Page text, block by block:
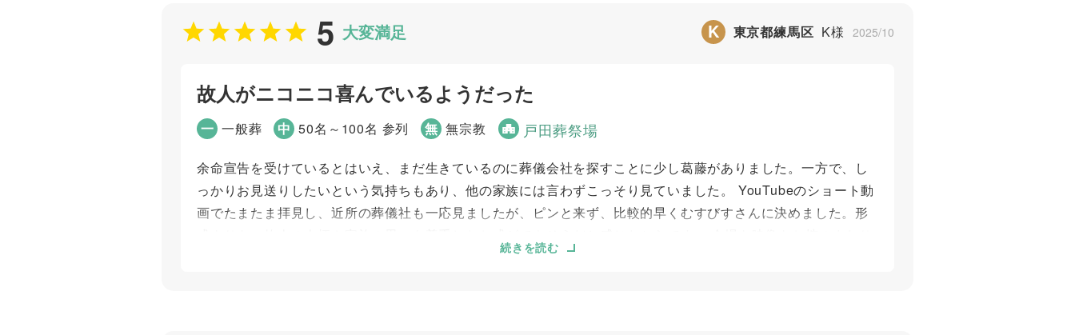
5 大変満足 K 東京都練馬区 K様 2025/10
故人がニコニコ喜んでいるようだった
一 一般葬 中 50名～100名 参列 無 無宗教 戸田葬祭場
余命宣告を受けているとはいえ、まだ生きているのに葬儀会社を探すことに少し葛藤がありました。一方で、し
っかりお見送りしたいという気持ちもあり、他の家族には言わずこっそり見ていました。 YouTubeのショート動
画でたまたま拝見し、近所の葬儀社も一応見ましたが、ピンと来ず、比較的早くむすびすさんに決めました。形
も、故人の好きなものをイメージして作ってくださり、本人がどこかからニコニコ喜んでいる顔が目に浮かぶよ
続きを読む